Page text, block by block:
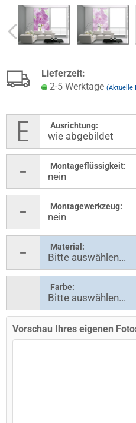
Lieferzeit:
2-5 Werktage (Aktuelle
Ausrichtung:
Montageflüssigkeit:
Montagewerkzeug:
Material:
Farbe:
Vorschau Ihres eigenen